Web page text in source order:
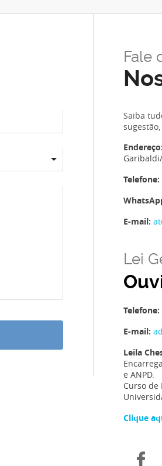
Fale
Saiba
Endereço:
Telefone:
E-mail:
Lei
Telefone:
E-mail:
Leila
e ANPD.
Curso de
Clique